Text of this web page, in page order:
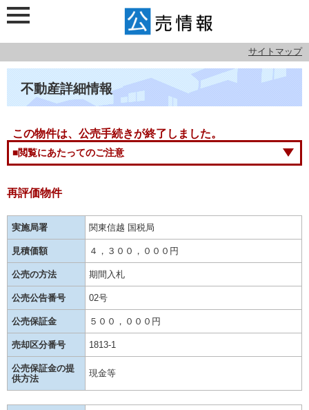
サイトマップ
不動産詳細情報
この物件は、公売手続きが終了しました。
■閲覧にあたってのご注意
再評価物件
実施局署 関東信越 国税局
見積価額 ４，３００，０００円
公売の方法 期間入札
公売公告番号 02号
公売保証金 ５００，０００円
売却区分番号 1813-1
公売保証金の提
供方法
現金等